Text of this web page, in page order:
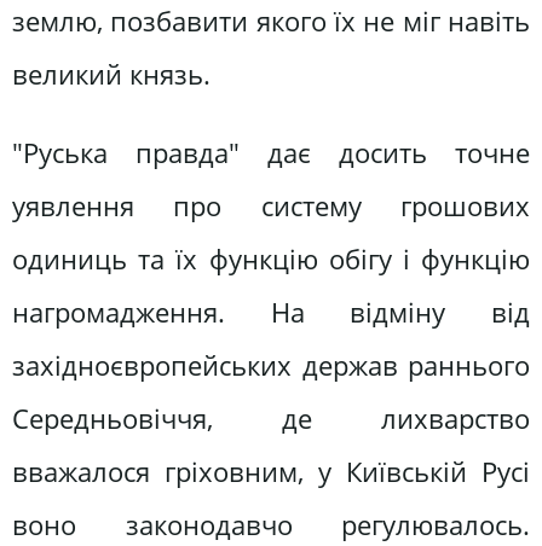
землю, позбавити якого їх не міг навіть
великий князь.
"Руська правда" дає досить точне
уявлення про систему грошових
одиниць та їх функцію обігу і функцію
нагромадження. На відміну від
західноєвропейських держав раннього
Середньовіччя, де лихварство
вважалося гріховним, у Київській Русі
воно законодавчо регулювалось.